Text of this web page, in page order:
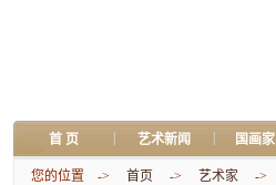
首 页 艺术新闻 国画家
您的位置 -> 首页 -> 艺术家 ->